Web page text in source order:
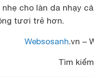
nhẹ cho làn da nhạy
tươi trẻ hơn.
Websosanh.vn –
Tìm